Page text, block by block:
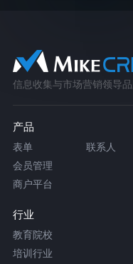
信息收集与市场营销领导
产品
表单 联系人
会员管理
商户平台
行业
教育院校
培训行业